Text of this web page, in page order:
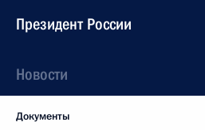
Президент России
Новости
Документы